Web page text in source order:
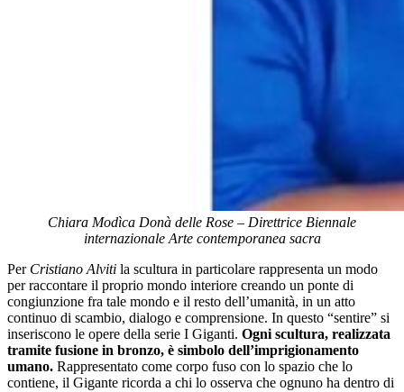
Chiara Modìca Donà delle Rose – Direttrice Biennale
internazionale Arte contemporanea sacra
Per Cristiano Alviti la scultura in particolare rappresenta un modo
per raccontare il proprio mondo interiore creando un ponte di
congiunzione fra tale mondo e il resto dell’umanità, in un atto
continuo di scambio, dialogo e comprensione. In questo “sentire” si
inseriscono le opere della serie I Giganti. Ogni scultura, realizzata
tramite fusione in bronzo, è simbolo dell’imprigionamento
umano. Rappresentato come corpo fuso con lo spazio che lo
contiene, il Gigante ricorda a chi lo osserva che ognuno ha dentro di